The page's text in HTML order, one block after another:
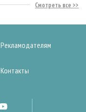
Смотреть все
Рекламодателям
Контакты